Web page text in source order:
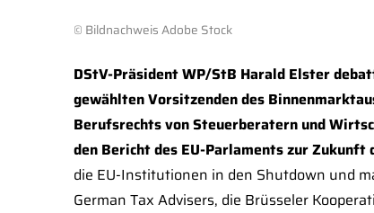
© Bildnachweis Adobe Stock
DStV-Präsident WP/StB Harald Elster
gewählten Vorsitzenden des
Berufsrechts von Steuerberatern und
den Bericht des EU-Parlaments zur
die EU-Institutionen in den Shutdown und
German Tax Advisers, die Brüsseler